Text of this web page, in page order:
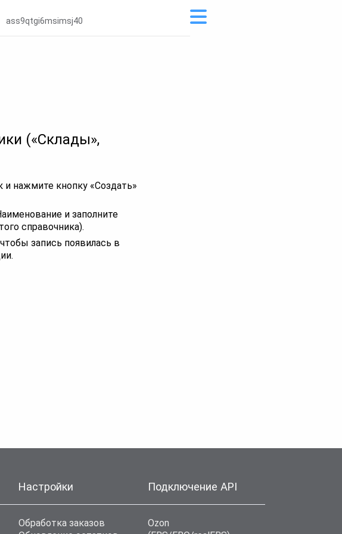
ass9qtgi6msimsj40
(«Склады»,
нажмите кнопку «Создать»
и заполните
справочника).
запись появилась в
Настройки
Обработка заказов
Подключение API
Ozon